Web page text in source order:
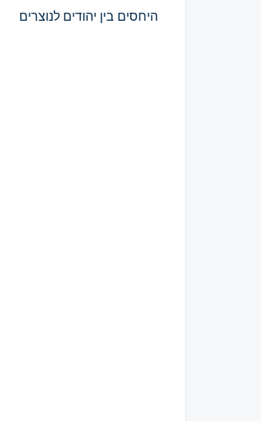
היחסים בין יהודים לנוצרים